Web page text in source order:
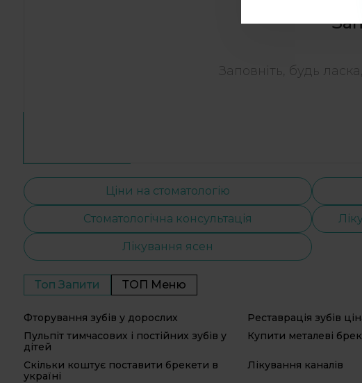
Заповніть, будь
Ціни на стоматологію
Стоматологічна консультація
Лікування ясен
Топ Запити ТОП Меню
Фторування зубів у дорослих Реставрація зубів
Пульпіт тимчасових і постійних зубів у
дітей
Купити металеві
Скільки коштує поставити брекети в
україні
Лікування каналів